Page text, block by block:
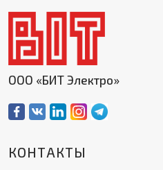
ООО «БИТ Электро»
КОНТАКТЫ
Комментарий
Прикрепить файл
Добавить файл